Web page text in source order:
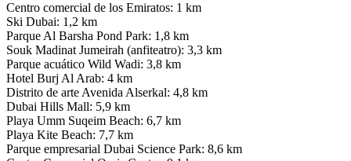
Centro comercial de los Emiratos: 1 km
Ski Dubai: 1,2 km
Parque Al Barsha Pond Park: 1,8 km
Souk Madinat Jumeirah (anfiteatro): 3,3 km
Parque acuático Wild Wadi: 3,8 km
Hotel Burj Al Arab: 4 km
Distrito de arte Avenida Alserkal: 4,8 km
Dubai Hills Mall: 5,9 km
Playa Umm Suqeim Beach: 6,7 km
Playa Kite Beach: 7,7 km
Parque empresarial Dubai Science Park: 8,6 km